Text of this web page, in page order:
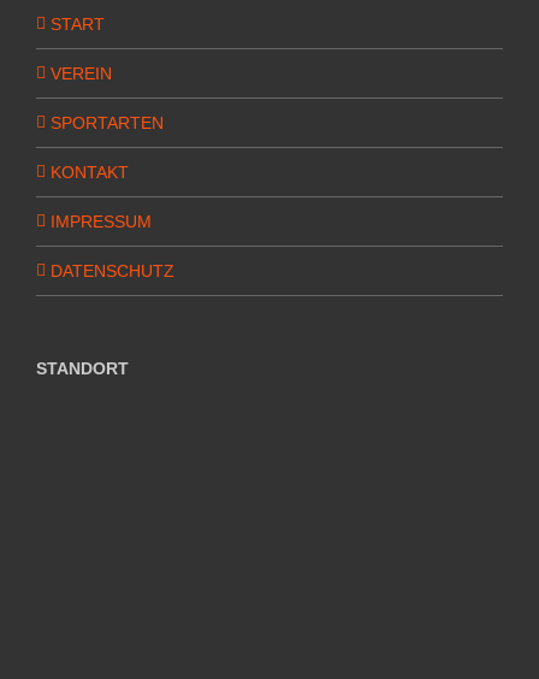
START
VEREIN
SPORTARTEN
KONTAKT
IMPRESSUM
DATENSCHUTZ
STANDORT